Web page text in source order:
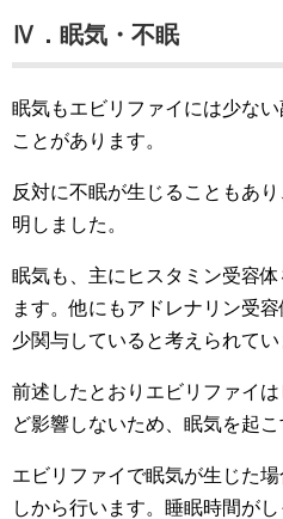
Ⅳ．眠気・不眠
眠気もエビリファイには少な
ことがあります。
反対に不眠が生じることもあ
明しました。
眠気も、主にヒスタミン受容
ます。他にもアドレナリン受
少関与していると考えられてい
前述したとおりエビリファイ
ど影響しないため、眠気を起こ
エビリファイで眠気が生じた
しから行います。睡眠時間が